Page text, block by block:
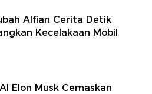
Alfian Cerita Detik
Kecelakaan Mobil
Elon Musk Cemaskan